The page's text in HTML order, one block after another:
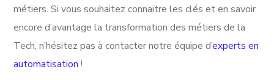
métiers. Si vous souhaitez connaitre les clés et en savoir
encore d’avantage la transformation des métiers de la
Tech, n’hésitez pas à contacter notre équipe d’experts en
automatisation!